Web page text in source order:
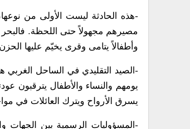
مصيرهم مجهولاً حتى اللحظة. فالبحر
وأطفالاً يتامى وقرى يخيّم عليها
-الصيد التقليدي في الساحل الغربي
يومهم والنساء والأطفال يترقبون
يسرق الأرواح ويترك العائلات في
-المسؤوليات الرسمية بين الجهات